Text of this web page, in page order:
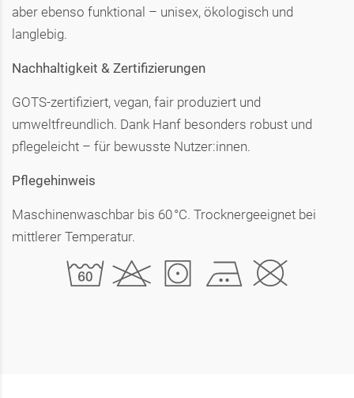
aber ebenso funktional – unisex, ökologisch und
langlebig.
Nachhaltigkeit & Zertifizierungen
GOTS-zertifiziert, vegan, fair produziert und
umweltfreundlich. Dank Hanf besonders robust und
pflegeleicht – für bewusste Nutzer:innen.
Pflegehinweis
Maschinenwaschbar bis 60 °C. Trocknergeeignet bei
mittlerer Temperatur.